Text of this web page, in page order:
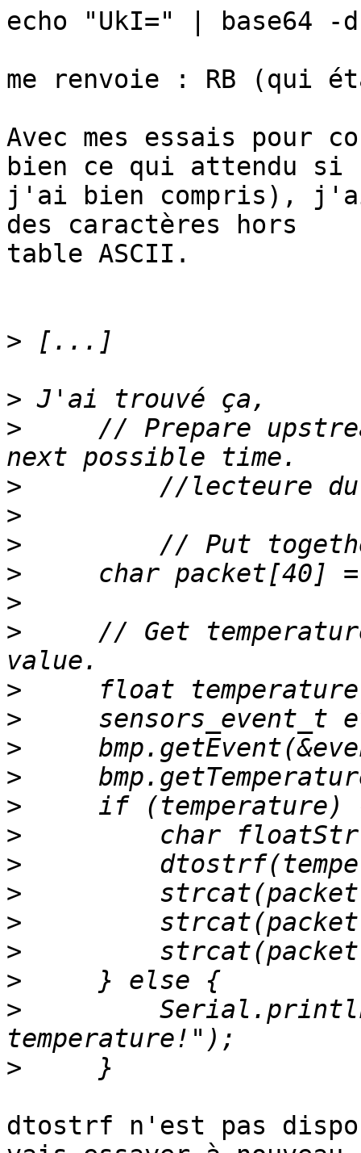
echo "UkI=" | base64 -d
me renvoie : RB (qui
Avec mes essais pour
bien ce qui attendu si
j'ai bien compris), j'ai
des caractères hors
table ASCII.
>
>
> // Prepare
>
>
>
>
>
> // Get
>
>
>
>
>
>
>
>
>
>
>
>
>
dtostrf n'est pas